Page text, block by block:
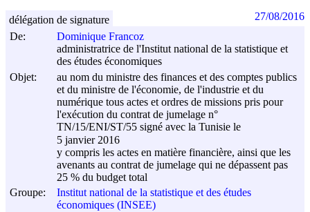
De:
Dominique Francoz
administratrice de l'Institut national de la statistique et
des études économiques
Objet:
au nom du ministre des finances et des comptes publics
et du ministre de l'économie, de l'industrie et du
numérique tous actes et ordres de missions pris pour
l'exécution du contrat de jumelage n°
TN/15/ENI/ST/55 signé avec la Tunisie le
5 janvier 2016
y compris les actes en matière financière, ainsi que les
avenants au contrat de jumelage qui ne dépassent pas
25 % du budget total
Groupe:
Institut national de la statistique et des études
économiques (INSEE)
délégation de signature 27/08/2016